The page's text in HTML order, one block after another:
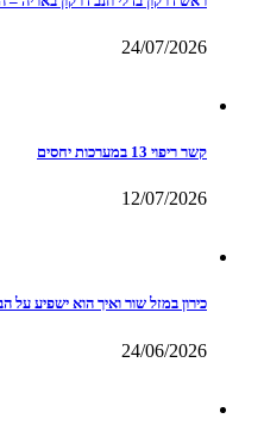
24/07/2026
קשר ריפוי 13 במערכות יחסים
12/07/2026
כירון במזל שור ואיך הוא ישפיע על
24/06/2026